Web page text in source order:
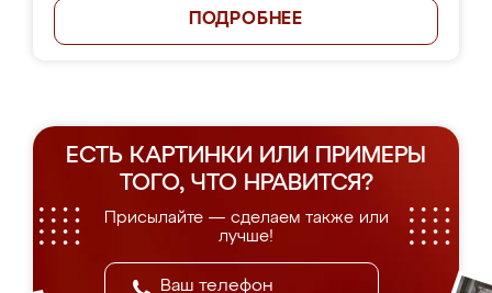
ПОДРОБНЕЕ
ЕСТЬ КАРТИНКИ ИЛИ ПРИМЕРЫ
ТОГО, ЧТО НРАВИТСЯ?
Присылайте — сделаем также или
лучше!